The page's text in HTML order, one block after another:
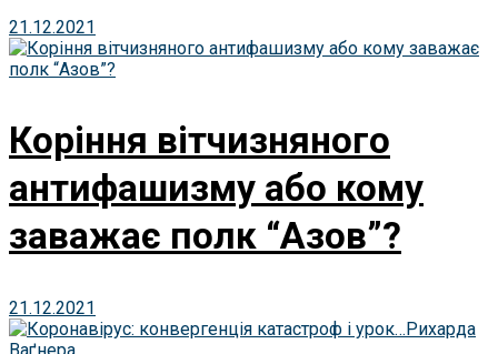
21.12.2021
Коріння вітчизняного
антифашизму або кому
заважає полк “Азов”?
21.12.2021